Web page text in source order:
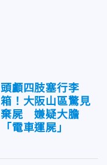
頭顱四肢塞行李
箱！大阪山區驚見
棄屍 嫌疑大膽
「電車運屍」